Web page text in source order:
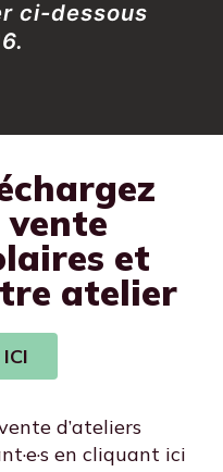
ci-dessous
vente
et
atelier
d’ateliers
en cliquant ici